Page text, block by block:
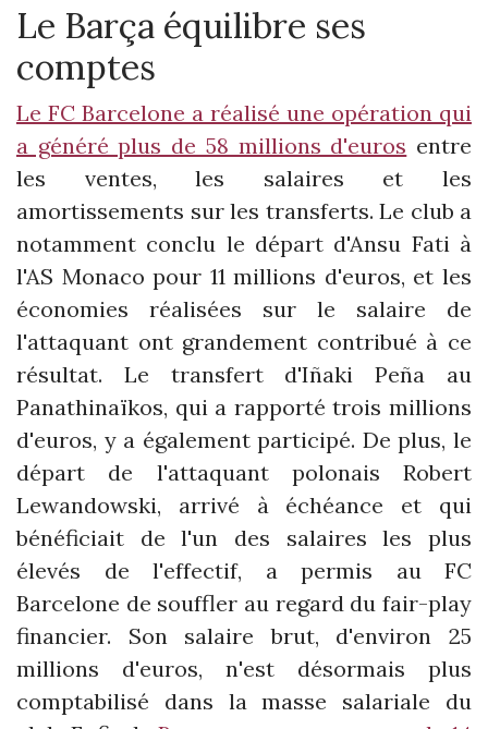
Le Barça équilibre ses
comptes
Le FC Barcelone a réalisé une opération qui
a généré plus de 58 millions d'euros entre
les ventes, les salaires et les
amortissements sur les transferts. Le club a
notamment conclu le départ d'Ansu Fati à
l'AS Monaco pour 11 millions d'euros, et les
économies réalisées sur le salaire de
l'attaquant ont grandement contribué à ce
résultat. Le transfert d'Iñaki Peña au
Panathinaïkos, qui a rapporté trois millions
d'euros, y a également participé. De plus, le
départ de l'attaquant polonais Robert
Lewandowski, arrivé à échéance et qui
bénéficiait de l'un des salaires les plus
élevés de l'effectif, a permis au FC
Barcelone de souffler au regard du fair-play
financier. Son salaire brut, d'environ 25
millions d'euros, n'est désormais plus
comptabilisé dans la masse salariale du